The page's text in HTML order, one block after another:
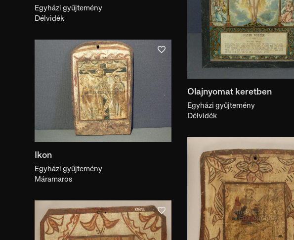
Egyházi gyűjtemény
Délvidék
Olajnyomat keretben
Egyházi gyűjtemény
Délvidék
Ikon
Egyházi gyűjtemény
Máramaros